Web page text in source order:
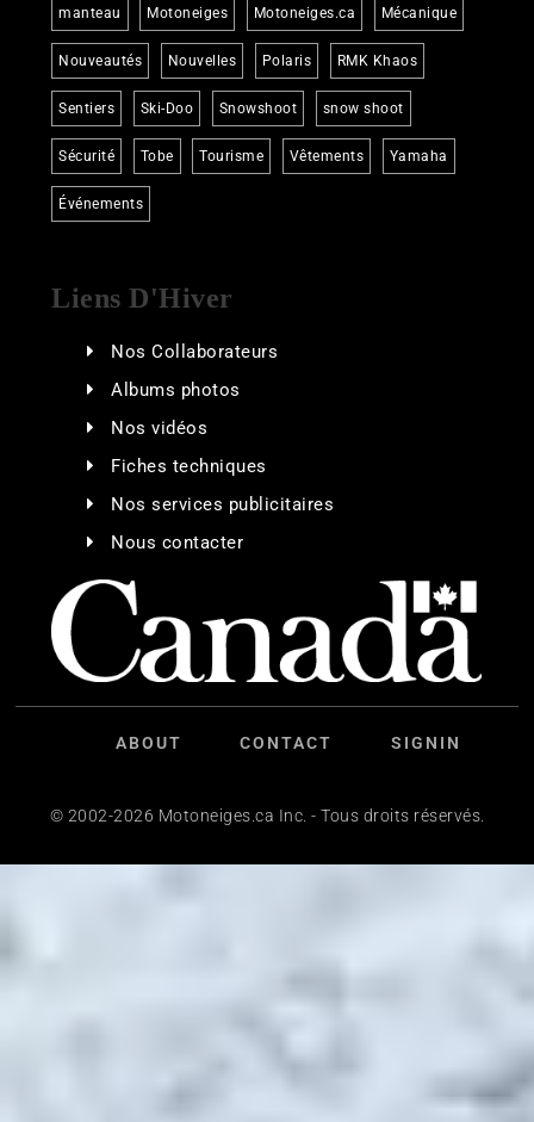
manteau Motoneiges Motoneiges.ca Mécanique
Nouveautés Nouvelles Polaris RMK Khaos
Sentiers Ski-Doo Snowshoot snow shoot
Sécurité Tobe Tourisme Vêtements Yamaha
Événements
Liens D'Hiver
Nos Collaborateurs
Albums photos
Nos vidéos
Fiches techniques
Nos services publicitaires
Nous contacter
ABOUT CONTACT SIGNIN
© 2002-2026 Motoneiges.ca Inc. - Tous droits réservés.